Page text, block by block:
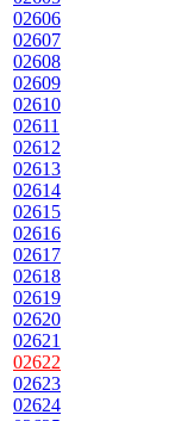
02606
02607
02608
02609
02610
02611
02612
02613
02614
02615
02616
02617
02618
02619
02620
02621
02622
02623
02624